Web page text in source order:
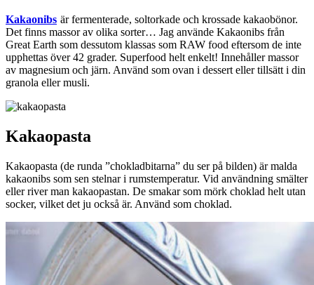
Kakaonibs är fermenterade, soltorkade och krossade kakaobönor.
Det finns massor av olika sorter… Jag använde Kakaonibs från
Great Earth som dessutom klassas som RAW food eftersom de inte
upphettas över 42 grader. Superfood helt enkelt! Innehåller massor
av magnesium och järn. Använd som ovan i dessert eller tillsätt i din
granola eller musli.
Kakaopasta
Kakaopasta (de runda ”chokladbitarna” du ser på bilden) är malda
kakaonibs som sen stelnar i rumstemperatur. Vid användning smälter
eller river man kakaopastan. De smakar som mörk choklad helt utan
socker, vilket det ju också är. Använd som choklad.